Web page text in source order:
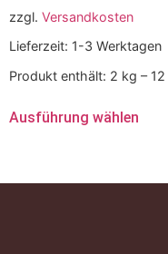
zzgl. Versandkosten
Lieferzeit: 1-3 Werktagen
Produkt enthält: 2 kg – 12
Ausführung wählen